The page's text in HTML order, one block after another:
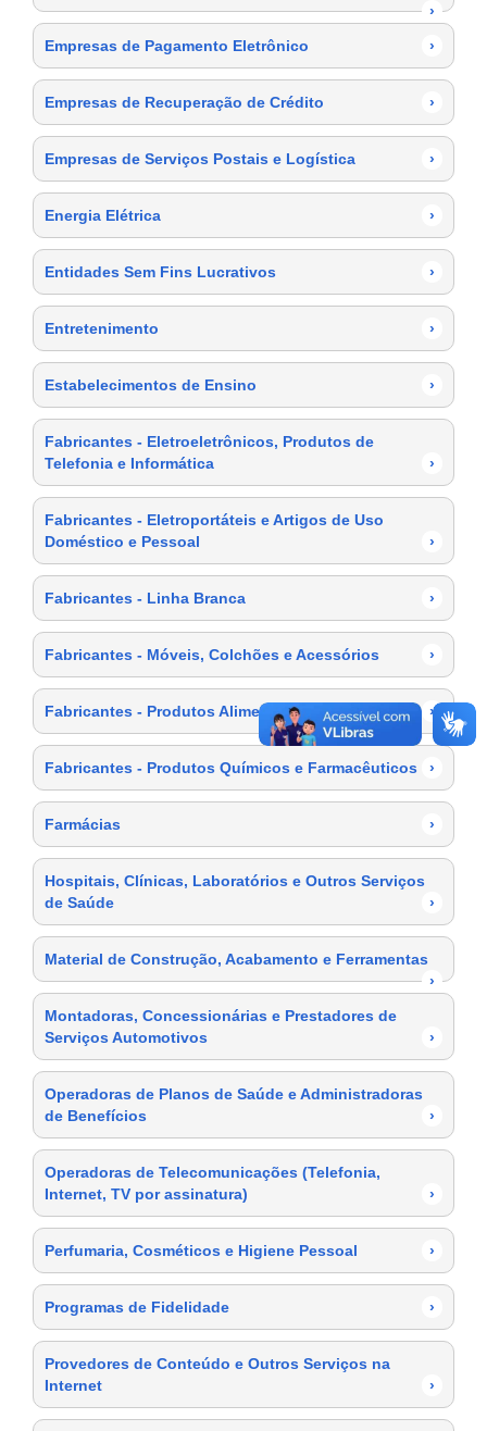
›
Empresas de Pagamento Eletrônico
›
Empresas de Recuperação de Crédito ›
Empresas de Serviços Postais e Logística ›
Energia Elétrica ›
Entidades Sem Fins Lucrativos ›
Entretenimento ›
Estabelecimentos de Ensino ›
Fabricantes - Eletroeletrônicos, Produtos de
Telefonia e Informática
›
Fabricantes - Eletroportáteis e Artigos de Uso
Doméstico e Pessoal
›
Fabricantes - Linha Branca ›
Fabricantes - Móveis, Colchões e Acessórios ›
Fabricantes - Produtos Alimentícios ›
Fabricantes - Produtos Químicos e Farmacêuticos ›
Farmácias ›
Hospitais, Clínicas, Laboratórios e Outros Serviços
de Saúde
›
Material de Construção, Acabamento e Ferramentas
›
Montadoras, Concessionárias e Prestadores de
Serviços Automotivos
›
Operadoras de Planos de Saúde e Administradoras
de Benefícios
›
Operadoras de Telecomunicações (Telefonia,
Internet, TV por assinatura)
›
Perfumaria, Cosméticos e Higiene Pessoal ›
Programas de Fidelidade ›
Provedores de Conteúdo e Outros Serviços na
Internet
›